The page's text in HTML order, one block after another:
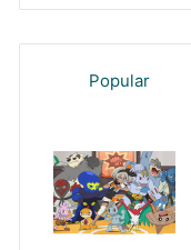
Popular